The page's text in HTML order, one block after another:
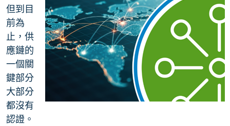
但到目
前為
止，供
應鏈的
一個關
鍵部分
大部分
都沒有
認證。